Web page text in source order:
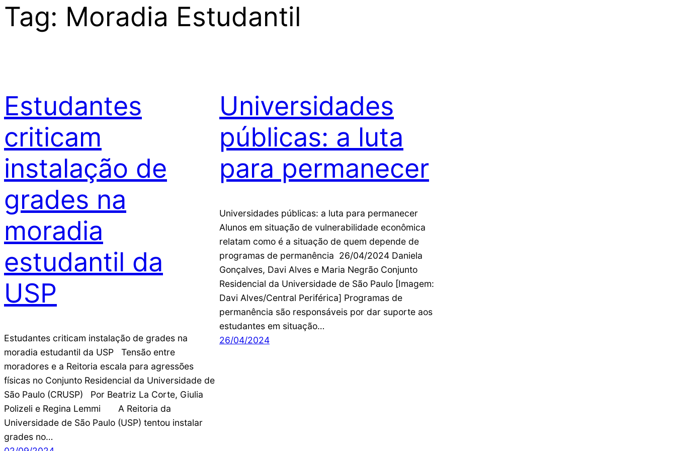
Tag: Moradia Estudantil
Estudantes
criticam
instalação de
grades na
moradia
estudantil da
USP
Estudantes criticam instalação de grades na
moradia estudantil da USP Tensão entre
moradores e a Reitoria escala para agressões
físicas no Conjunto Residencial da Universidade de
São Paulo (CRUSP) Por Beatriz La Corte, Giulia
Polizeli e Regina Lemmi A Reitoria da
Universidade de São Paulo (USP) tentou instalar
grades no…
Universidades
públicas: a luta
para permanecer
Universidades públicas: a luta para permanecer
Alunos em situação de vulnerabilidade econômica
relatam como é a situação de quem depende de
programas de permanência 26/04/2024 Daniela
Gonçalves, Davi Alves e Maria Negrão Conjunto
Residencial da Universidade de São Paulo [Imagem:
Davi Alves/Central Periférica] Programas de
permanência são responsáveis por dar suporte aos
estudantes em situação…
26/04/2024